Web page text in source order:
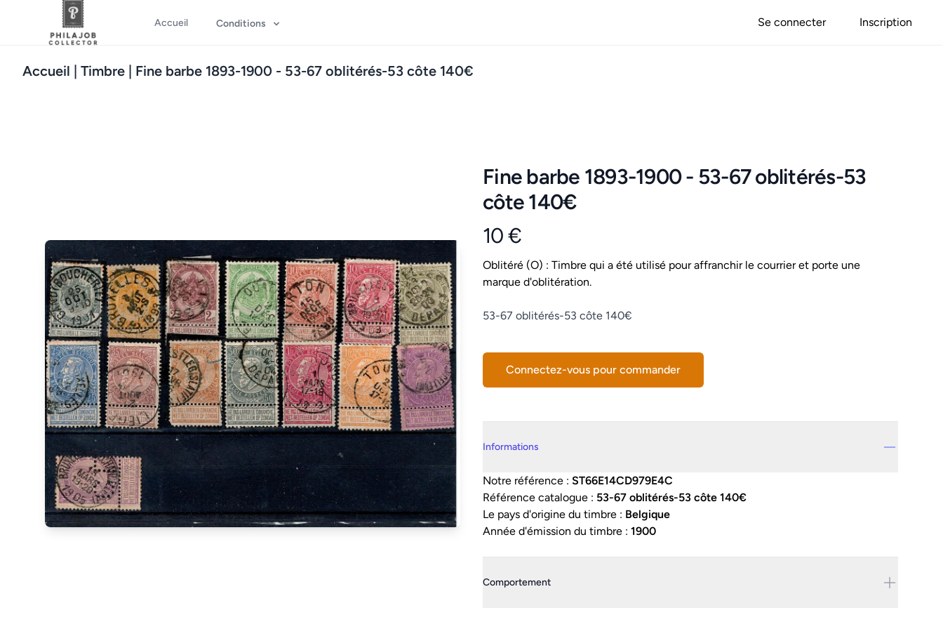
Accueil Conditions Se connecter Inscription
Accueil | Timbre | Fine barbe 1893-1900 - 53-67 oblitérés-53 côte 140€
Fine barbe 1893-1900 - 53-67 oblitérés-53
côte 140€
Product information
10 €
Conditions
Oblitéré (O) : Timbre qui a été utilisé pour affranchir le courrier et porte une
marque d'oblitération.
Description
53-67 oblitérés-53 côte 140€
Connectez-vous pour commander
Informations
Notre référence : ST66E14CD979E4C
Référence catalogue : 53-67 oblitérés-53 côte 140€
Le pays d'origine du timbre : Belgique
Année d'émission du timbre : 1900
Comportement